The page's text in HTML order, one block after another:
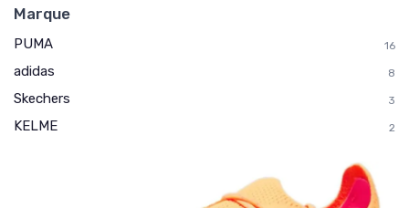
Marque
PUMA 16
adidas 8
Skechers 3
KELME 2